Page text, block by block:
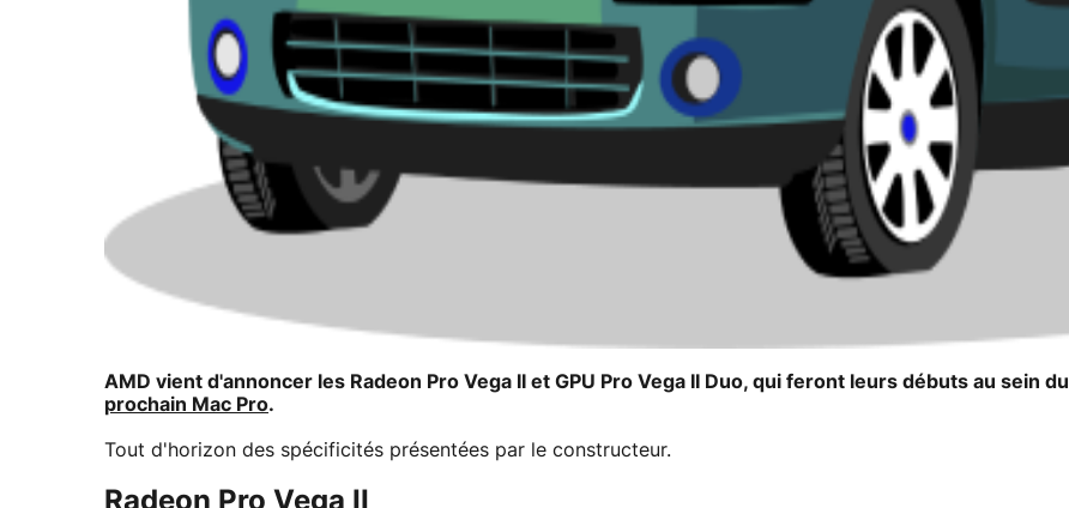
AMD vient d'annoncer les Radeon Pro Vega II et GPU Pro Vega II Duo, qui feront leurs débuts au sein du
prochain Mac Pro.
Tout d'horizon des spécificités présentées par le constructeur.